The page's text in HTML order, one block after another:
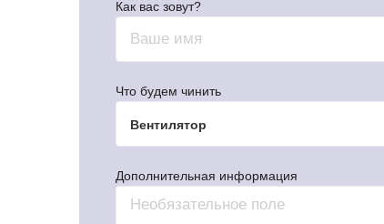
Как вас зовут?
Что будем чинить
Вентилятор
Дополнительная информация